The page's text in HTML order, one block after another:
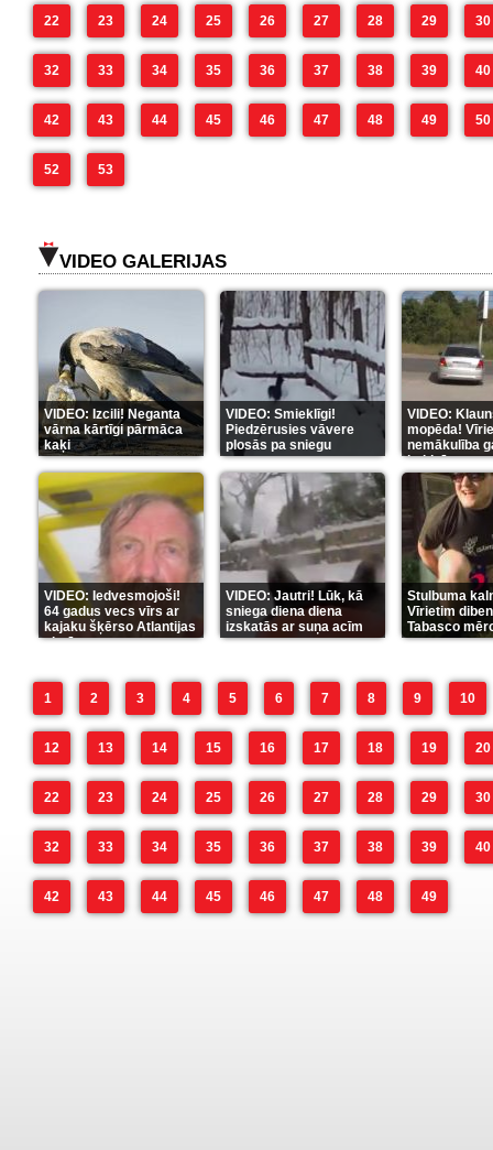
22 23 24 25 26 27 28 29 30
32 33 34 35 36 37 38 39 40
42 43 44 45 46 47 48 49 50
52 53
VIDEO GALERIJAS
VIDEO: Izcili! Neganta
vārna kārtīgi pārmāca
kaķi
VIDEO: Smieklīgi!
Piedzērusies vāvere
plosās pa sniegu
VIDEO:
mopēda!
nemākulība
beidzās ar
VIDEO: Iedvesmojoši!
64 gadus vecs vīrs ar
kajaku šķērso Atlantijas
okeānu
VIDEO: Jautri! Lūk, kā
sniega diena diena
izskatās ar suņa acīm
Stulbuma
Vīrietim
Tabasco
1 2 3 4 5 6 7 8 9 10
12 13 14 15 16 17 18 19 20
22 23 24 25 26 27 28 29 30
32 33 34 35 36 37 38 39 40
42 43 44 45 46 47 48 49